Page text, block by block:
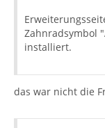
Zahnradsymbol
installiert.
das war nicht die